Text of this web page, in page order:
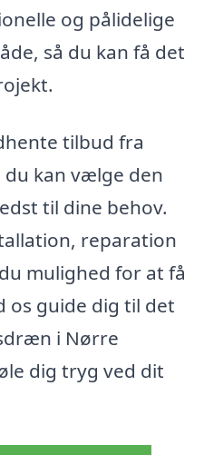
og pålidelige
så du kan få det
tilbud fra
kan vælge den
til dine behov.
reparation
mulighed for at få
os guide dig til det
i Nørre
dig tryg ved dit